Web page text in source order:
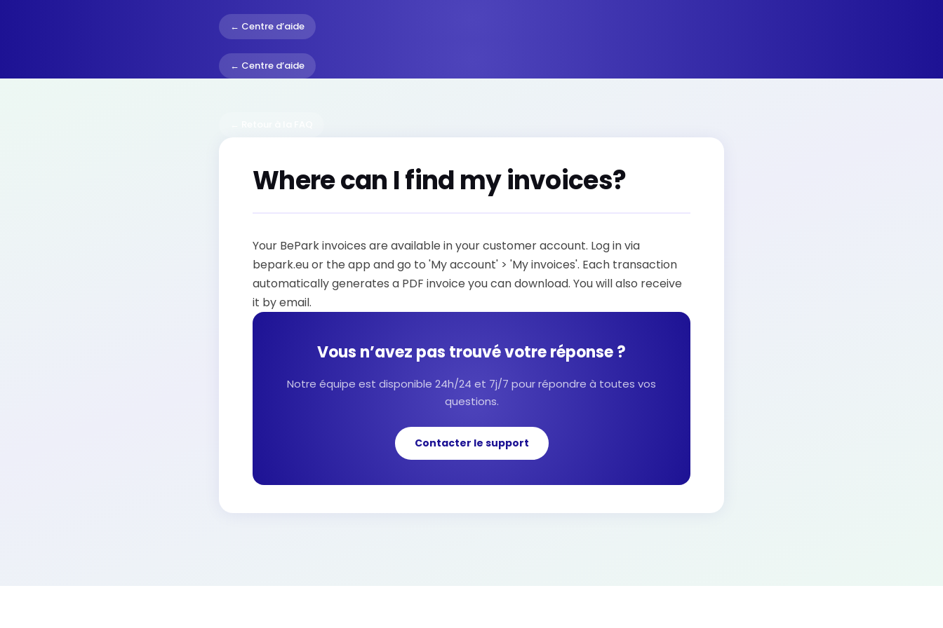
← Centre d’aide
← Centre d’aide
Where can I find my invoices?
Your BePark invoices are available in your customer account. Log in via
bepark.eu or the app and go to 'My account' > 'My invoices'. Each transaction
automatically generates a PDF invoice you can download. You will also receive
it by email.
Vous n’avez pas trouvé votre réponse ?
Notre équipe est disponible 24h/24 et 7j/7 pour répondre à toutes vos
questions.
Contacter le support